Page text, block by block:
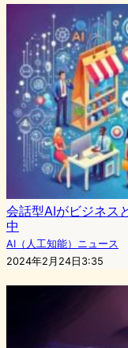
会話型AIがビジネス
中
AI（人工知能）ニュース
2024年2月24日3:35